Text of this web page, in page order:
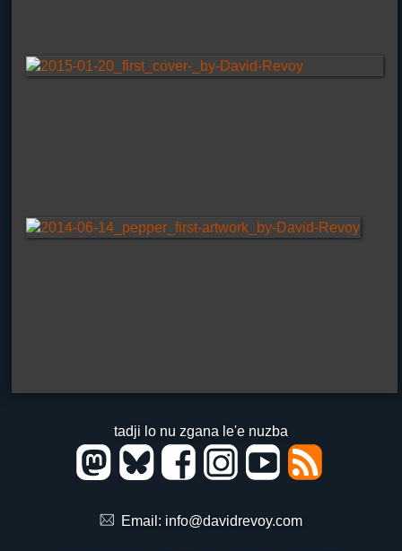
tadji lo nu zgana le'e nuzba
Email: info@davidrevoy.com